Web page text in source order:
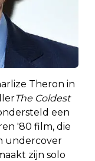
Theron in
The Coldest
een
'80 film, die
undercover
zijn solo